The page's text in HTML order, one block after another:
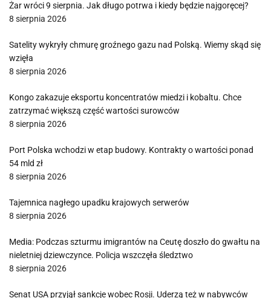
Żar wróci 9 sierpnia. Jak długo potrwa i kiedy będzie najgoręcej?
8 sierpnia 2026
Satelity wykryły chmurę groźnego gazu nad Polską. Wiemy skąd się
wzięła
8 sierpnia 2026
Kongo zakazuje eksportu koncentratów miedzi i kobaltu. Chce
zatrzymać większą część wartości surowców
8 sierpnia 2026
Port Polska wchodzi w etap budowy. Kontrakty o wartości ponad
54 mld zł
8 sierpnia 2026
Tajemnica nagłego upadku krajowych serwerów
8 sierpnia 2026
Media: Podczas szturmu imigrantów na Ceutę doszło do gwałtu na
nieletniej dziewczynce. Policja wszczęła śledztwo
8 sierpnia 2026
Senat USA przyjął sankcje wobec Rosji. Uderzą też w nabywców